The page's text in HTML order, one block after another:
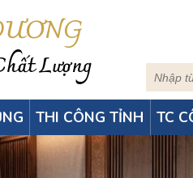
Lượng
THI CÔNG TỈNH TC